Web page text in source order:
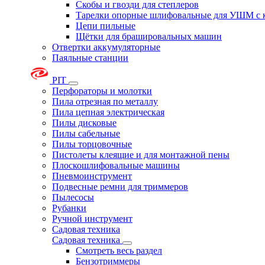
Скобы и гвозди для степлеров
Тарелки опорные шлифовальные для УШМ с
Цепи пильные
Щётки для брашировальных машин
Отвертки аккумуляторные
Паяльные станции
PIT
Перфораторы и молотки
Пила отрезная по металлу
Пила цепная электрическая
Пилы дисковые
Пилы сабельные
Пилы торцовочные
Пистолеты клеящие и для монтажной пены
Плоскошлифовальные машины
Пневмоинструмент
Подвесные ремни для триммеров
Пылесосы
Рубанки
Ручной инструмент
Садовая техника
Садовая техника
Смотреть весь раздел
Бензотриммеры